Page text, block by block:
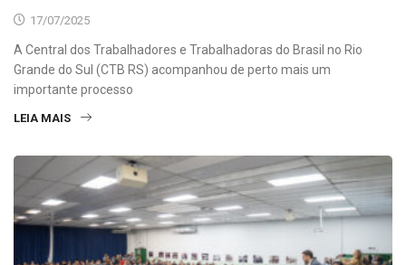
17/07/2025
A Central dos Trabalhadores e Trabalhadoras do Brasil no Rio
Grande do Sul (CTB RS) acompanhou de perto mais um
importante processo
LEIA MAIS